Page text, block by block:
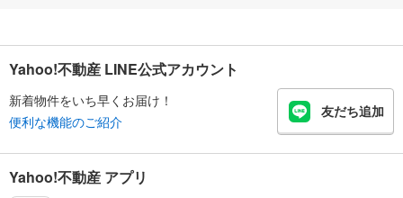
Yahoo!不動産 LINE公式アカウント
新着物件をいち早くお届け！
便利な機能のご紹介
友だち追加
Yahoo!不動産 アプリ